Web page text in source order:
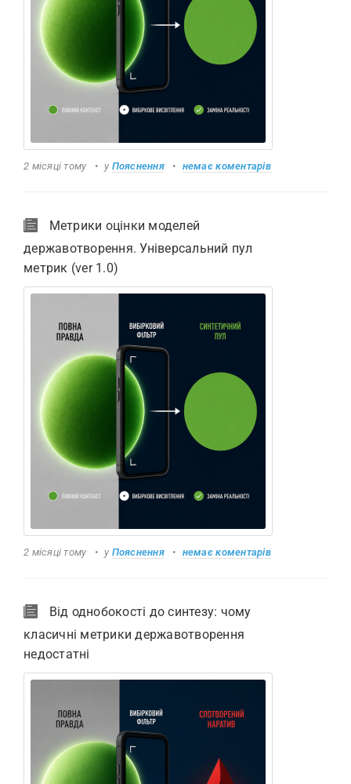
2 місяці тому у Пояснення немає коментарів
Метрики оцінки моделей
державотворення. Універсальний пул
метрик (ver 1.0)
2 місяці тому у Пояснення немає коментарів
Від однобокості до синтезу: чому
класичні метрики державотворення
недостатні